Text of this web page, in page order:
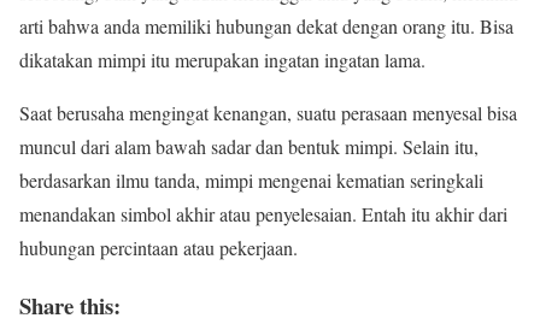
arti bahwa anda memiliki hubungan dekat dengan orang itu. Bisa
dikatakan mimpi itu merupakan ingatan ingatan lama.
Saat berusaha mengingat kenangan, suatu perasaan menyesal bisa
muncul dari alam bawah sadar dan bentuk mimpi. Selain itu,
berdasarkan ilmu tanda, mimpi mengenai kematian seringkali
menandakan simbol akhir atau penyelesaian. Entah itu akhir dari
hubungan percintaan atau pekerjaan.
Share this: